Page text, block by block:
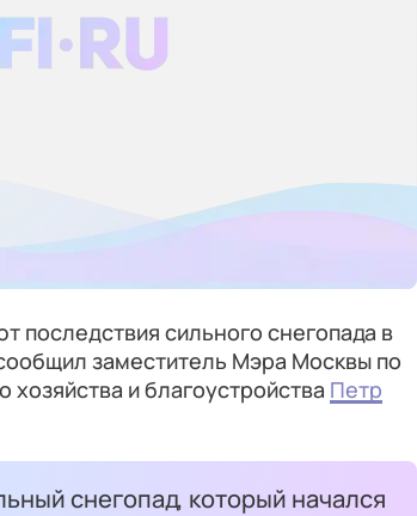
сильного снегопада в
заместитель Мэра Москвы по
и благоустройства Петр
снегопад, который начался